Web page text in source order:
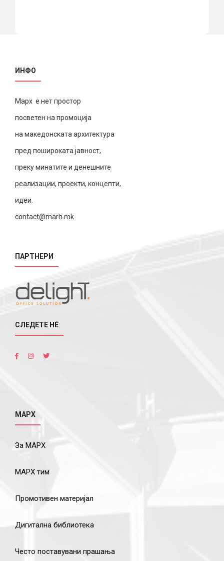
ИНФО
Марх е нет простор
посветен на промоција
на македонската архитектура
пред пошироката јавност,
преку минатите и денешните
реализации, проекти, концепти,
идеи.
contact@marh.mk
ПАРТНЕРИ
СЛЕДЕТЕ НÉ
МАРХ
За МАРХ
МАРХ тим
Промотивен материјал
Дигитална библиотека
Често поставувани прашања